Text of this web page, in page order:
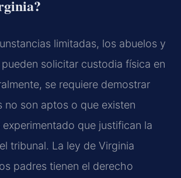
limitadas, los abuelos y
solicitar custodia física en
se requiere demostrar
no son aptos o que existen
que justifican la
tribunal. La ley de Virginia
padres tienen el derecho